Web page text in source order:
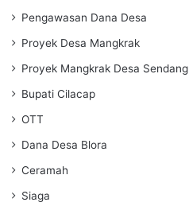
Pengawasan Dana Desa
Proyek Desa Mangkrak
Proyek Mangkrak Desa Sendang
Bupati Cilacap
OTT
Dana Desa Blora
Ceramah
Siaga